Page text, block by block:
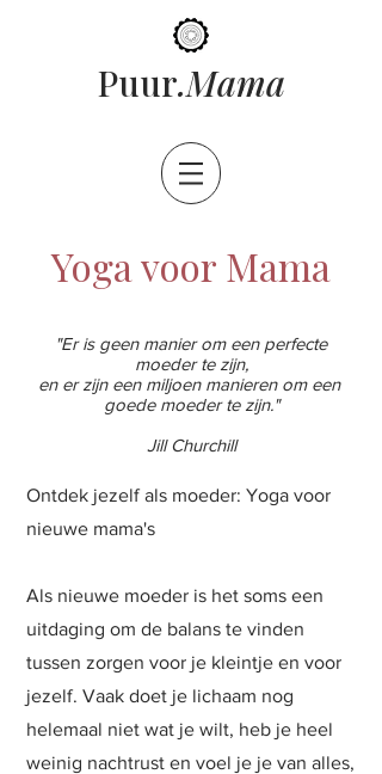
Puur.Mama
Yoga voor Mama
"Er is geen manier om een ​​perfecte
moeder te zijn,
en er zijn een miljoen manieren om een ​​
goede moeder te zijn."
Jill Churchill
Ontdek jezelf als moeder: Yoga voor
nieuwe mama's
Als nieuwe moeder is het soms een
uitdaging om de balans te vinden
tussen zorgen voor je kleintje en voor
jezelf. Vaak doet je lichaam nog
helemaal niet wat je wilt, heb je heel
weinig nachtrust en voel je je van alles,